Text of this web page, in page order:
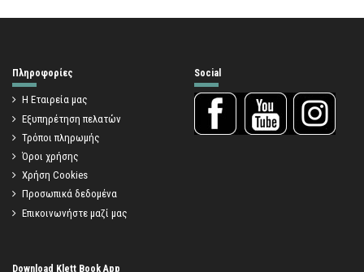
Πληροφορίες
Η Εταιρεία μας
Εξυπηρέτηση πελατών
Τρόποι πληρωμής
Όροι χρήσης
Χρήση Cookies
Προσωπικά δεδομένα
Επικοινωνήστε μαζί μας
Social
Download Klett Book App